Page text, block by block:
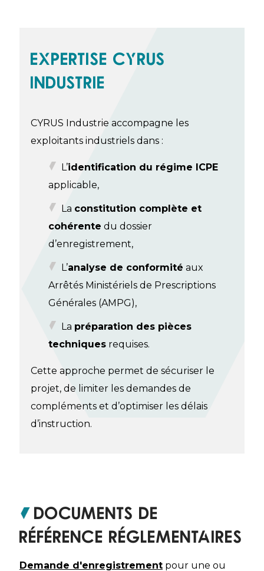
EXPERTISE CYRUS
INDUSTRIE
CYRUS Industrie accompagne les
exploitants industriels dans :
L’identification du régime ICPE
applicable,
La constitution complète et
cohérente du dossier
d’enregistrement,
L’analyse de conformité aux
Arrêtés Ministériels de Prescriptions
Générales (AMPG),
La préparation des pièces
techniques requises.
Cette approche permet de sécuriser le
projet, de limiter les demandes de
compléments et d’optimiser les délais
d’instruction.
Documents de
référence réglementaires
Demande d'enregistrement pour une ou